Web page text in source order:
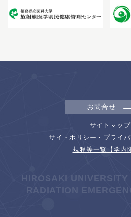
お問合せ
サイトマップ
サイトポリシー・プライ
規程等一覧【学内
HIROSAKI UNIVERSITY
RADIATION